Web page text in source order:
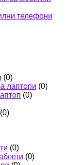
телефони
(0)
лаптопи (0)
(0)
(0)
(0)
(0)